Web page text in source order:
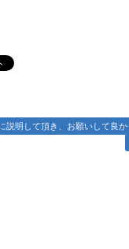
説明して頂き、お願いして良か